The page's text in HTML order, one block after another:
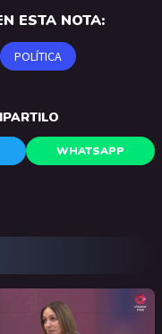
ESTA NOTA:
POLÍTICA
WHATSAPP